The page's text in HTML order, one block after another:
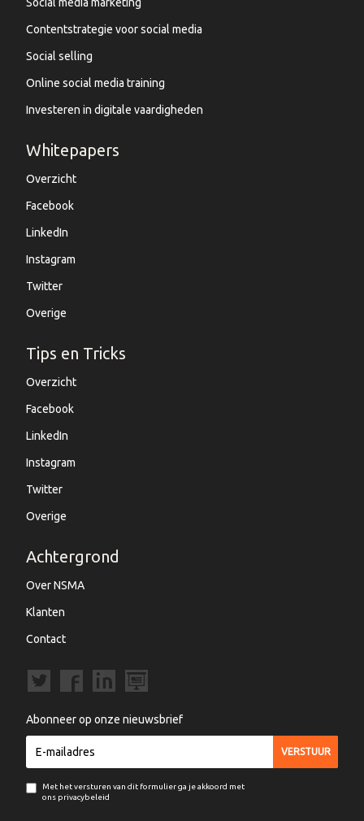
Social media marketing
Contentstrategie voor social media
Social selling
Online social media training
Investeren in digitale vaardigheden
Whitepapers
Overzicht
Facebook
LinkedIn
Instagram
Twitter
Overige
Tips en Tricks
Overzicht
Facebook
LinkedIn
Instagram
Twitter
Overige
Achtergrond
Over NSMA
Klanten
Contact
Abonneer op onze nieuwsbrief
Met het versturen van dit formulier ga je akkoord met
ons privacybeleid